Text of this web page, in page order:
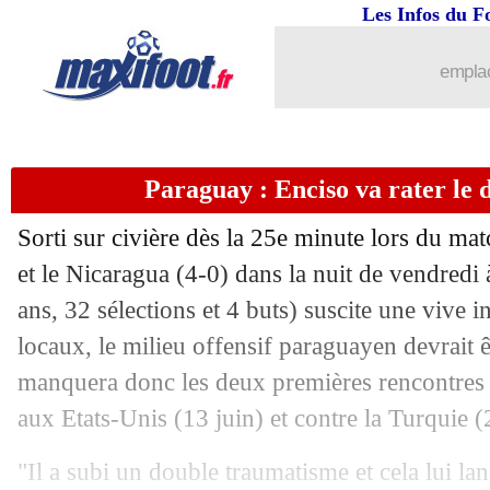
Les Infos du
Paraguay : Enciso va rater le
Sorti sur civière dès la 25e minute lors du
et le Nicaragua (4-0) dans la nuit de
ans, 32 sélections et 4 buts) suscite une vive
locaux, le milieu offensif paraguayen devrait
manquera donc les deux premières
aux Etats-Unis (13 juin) et contre la Turquie
"Il a subi un double traumatisme et cela lui
: Mbappé veut affronter deux
06/06 Arabie Saoudite : Larguet
Paris FC: comme un doute pour
06/06 PHOTO : le nouveau maillot
06/06 Besiktas: Italiano jusqu'en 2028 (off.)
06/06 Angleterre: Tuchel encense Kane
06/06 : Dujeux pour succéder à